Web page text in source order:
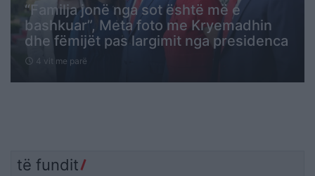
“Familja jonë nga sot është më e
bashkuar”, Meta foto me Kryemadhin
dhe fëmijët pas largimit nga presidenca
schedule 4 vit me parë
të fundit